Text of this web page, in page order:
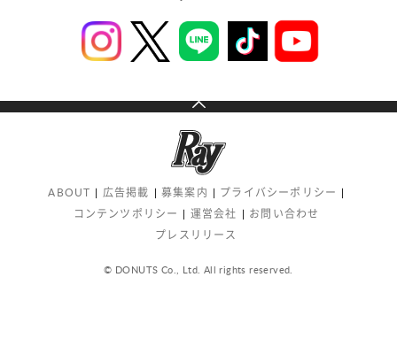
ABOUT 広告掲載 募集案内
プライバシーポリシー
コンテンツポリシー
運営会社
お問い合わせ
プレスリリース
© DONUTS Co., Ltd. All rights reserved.